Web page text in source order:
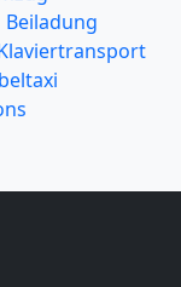
Beiladung